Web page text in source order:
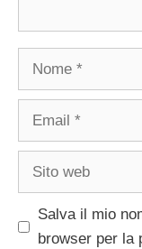
Nome
Email
Sito
Salva il mio
browser per la